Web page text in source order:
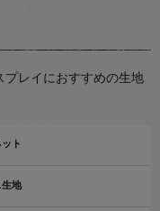
プレイにおすすめの生地
ト
生地